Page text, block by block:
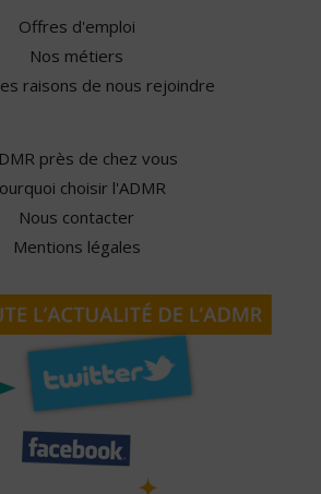
Offres d'emploi
Nos métiers
raisons de nous rejoindre
près de chez vous
choisir l'ADMR
Nous contacter
Mentions légales